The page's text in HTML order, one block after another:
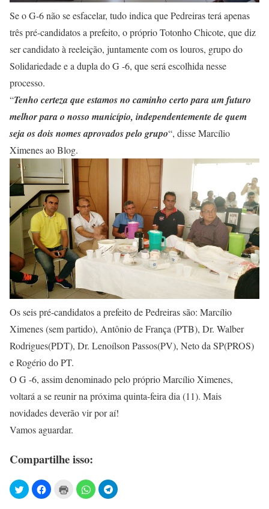
Se o G-6 não se esfacelar, tudo indica que Pedreiras terá apenas
três pré-candidatos a prefeito, o próprio Totonho Chicote, que diz
ser candidato à reeleição, juntamente com os louros, grupo do
Solidariedade e a dupla do G -6, que será escolhida nesse
processo.
“Tenho certeza que estamos no caminho certo para um futuro
melhor para o nosso município, independentemente de quem
seja os dois nomes aprovados pelo grupo“, disse Marcílio
Ximenes ao Blog.
Os seis pré-candidatos a prefeito de Pedreiras são: Marcílio
Ximenes (sem partido), Antônio de França (PTB), Dr. Walber
Rodrigues(PDT), Dr. Lenoílson Passos(PV), Neto da SP(PROS)
e Rogério do PT.
O G -6, assim denominado pelo próprio Marcílio Ximenes,
voltará a se reunir na próxima quinta-feira dia (11). Mais
novidades deverão vir por aí!
Vamos aguardar.
Compartilhe isso: